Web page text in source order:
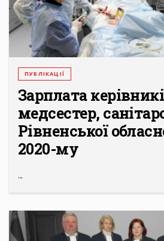
ПУБЛІКАЦІЇ
Зарплата
медсестер,
Рівненської
2020-му
...